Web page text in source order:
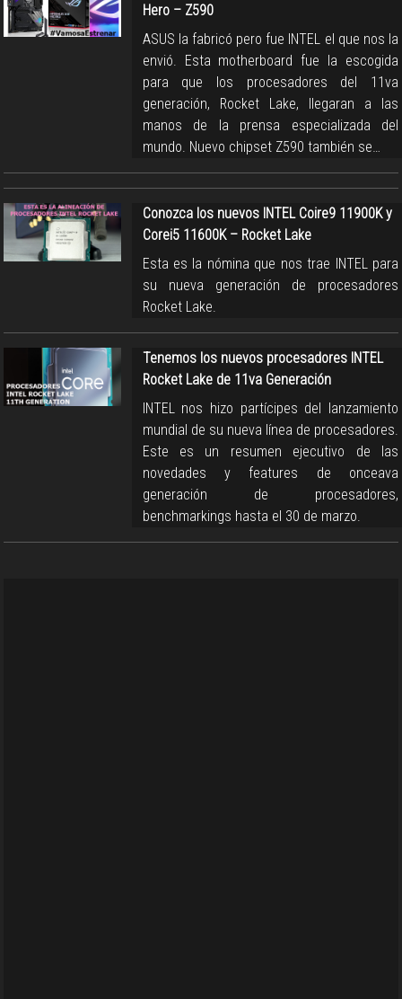
Hero – Z590
ASUS la fabricó pero fue INTEL el que nos la
envió. Esta motherboard fue la escogida
para que los procesadores del 11va
generación, Rocket Lake, llegaran a las
manos de la prensa especializada del
mundo. Nuevo chipset Z590 también se…
Conozca los nuevos INTEL Coire9 11900K y
Corei5 11600K – Rocket Lake
Esta es la nómina que nos trae INTEL para
su nueva generación de procesadores
Rocket Lake.
Tenemos los nuevos procesadores INTEL
Rocket Lake de 11va Generación
INTEL nos hizo partícipes del lanzamiento
mundial de su nueva línea de procesadores.
Este es un resumen ejecutivo de las
novedades y features de onceava
generación de procesadores,
benchmarkings hasta el 30 de marzo.